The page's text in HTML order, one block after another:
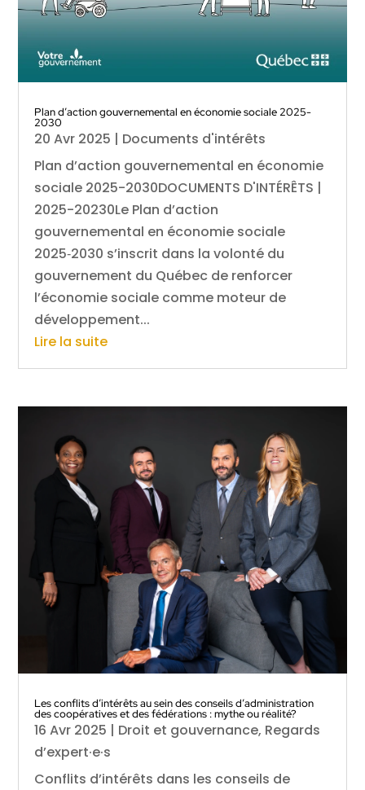
Plan d’action gouvernemental en économie sociale 2025-
2030
20 Avr 2025 | Documents d'intérêts
Plan d’action gouvernemental en économie
sociale 2025-2030DOCUMENTS D'INTÉRÊTS |
2025-20230Le Plan d’action
gouvernemental en économie sociale
2025‑2030 s’inscrit dans la volonté du
gouvernement du Québec de renforcer
l’économie sociale comme moteur de
développement...
Lire la suite
Les conflits d’intérêts au sein des conseils d’administration
des coopératives et des fédérations : mythe ou réalité?
16 Avr 2025 | Droit et gouvernance, Regards
d’expert·e·s
Conflits d’intérêts dans les conseils de